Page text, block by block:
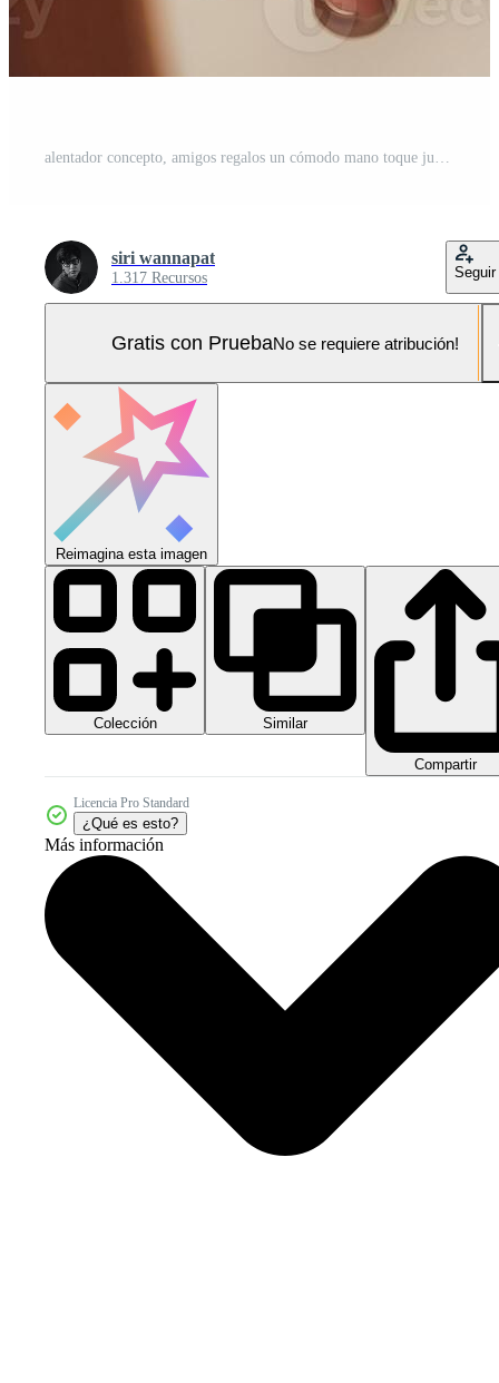
alentador concepto, amigos regalos un cómodo mano toque juntos. mente y mental salud. amor y apoyo. ai generativo Foto Pro
siri wannapat
1.317 Recursos Seguir
Gratis con PruebaNo se requiere atribución!
Reimagina esta imagen
Colección Similar
Compartir
Licencia Pro Standard
¿Qué es esto?
Más información